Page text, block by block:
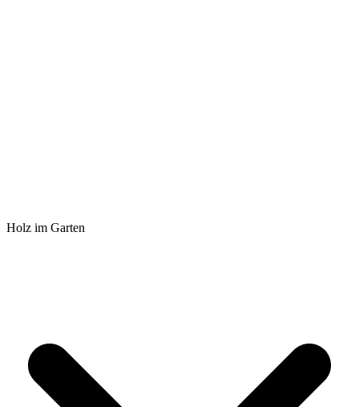
Holz im Garten